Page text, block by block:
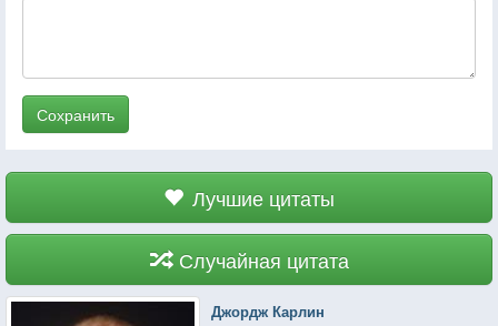
Сохранить
Лучшие цитаты
Случайная цитата
Джордж Карлин